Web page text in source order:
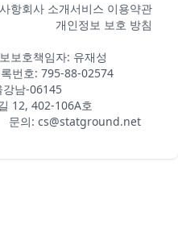
항회사 소개서비스 이용약관
개인정보 보호 방침
보호책임자: 유재성
번호: 795-88-02574
강남-06145
12, 402-106A호
의: cs@statground.net